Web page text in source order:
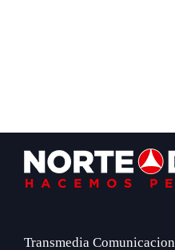
Footer
Transmedia